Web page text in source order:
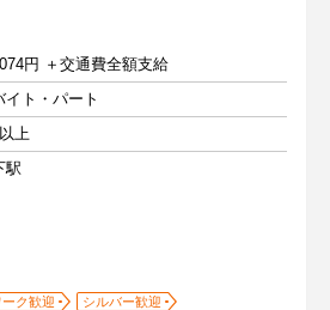
円 ＋交通費全額支給
イト・パート
上
駅
ク歓迎
シルバー歓迎